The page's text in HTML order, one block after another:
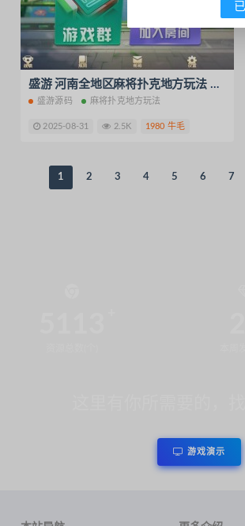
盛游 河南全地区麻将扑克地方玩法 全源码提供
盛游源码 麻将扑克地方玩法
2025-08-31 2.5K 1980 牛毛
1 2 3 4 5 6 7
游戏演示